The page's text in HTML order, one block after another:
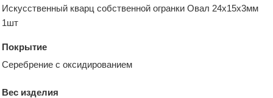
Искусственный кварц собственной огранки Овал 24х15х3мм
1шт
Покрытие
Серебрение с оксидированием
Вес изделия